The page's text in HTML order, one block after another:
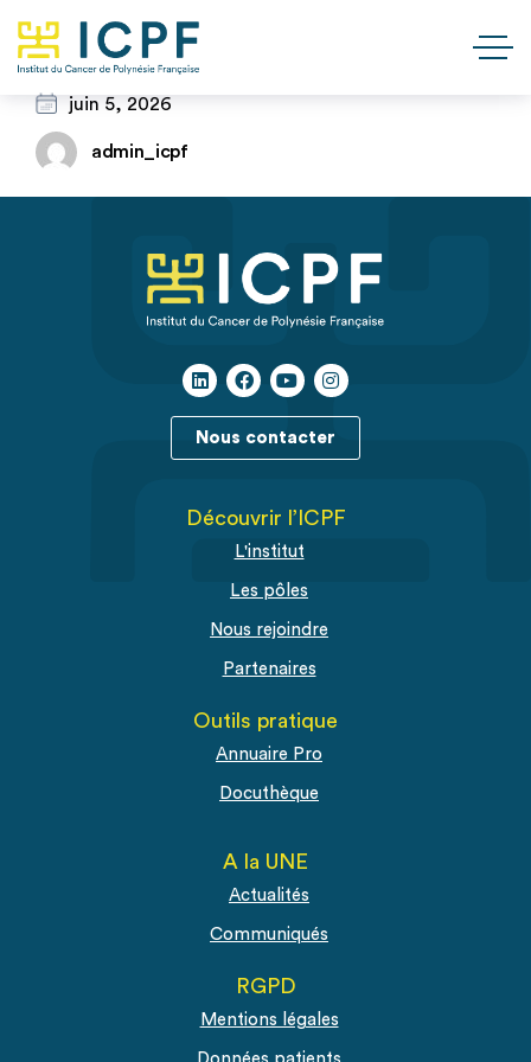
juin 5, 2026
admin_icpf
Nous contacter
Découvrir l’ICPF
L'institut
Les pôles
Nous rejoindre
Partenaires
Outils pratique
Annuaire Pro
Docuthèque
A la UNE
Actualités
Communiqués
RGPD
Mentions légales